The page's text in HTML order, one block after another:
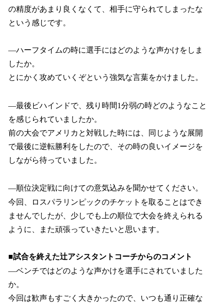
の精度があまり良くなくて、相手に守られてしまったな
という感じです。
―ハーフタイムの時に選手にはどのような声かけをしま
したか。
とにかく攻めていくぞという強気な言葉をかけました。
―最後ビハインドで、残り時間1分弱の時どのようなこと
を感じられていましたか。
前の大会でアメリカと対戦した時には、同じような展開
で最後に逆転勝利をしたので、その時の良いイメージを
しながら待っていました。
―順位決定戦に向けての意気込みを聞かせてください。
今回、ロスパラリンピックのチケットを取ることはでき
ませんでしたが、少しでも上の順位で大会を終えられる
ように、また頑張っていきたいと思います。
■試合を終えた辻アシスタントコーチからのコメント
―ベンチではどのような声かけを選手にされていました
か。
今回は歓声もすごく大きかったので、いつも通り正確な